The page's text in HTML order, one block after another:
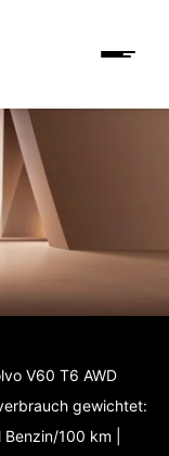
V60 T6 AWD
gewichtet:
100 km |